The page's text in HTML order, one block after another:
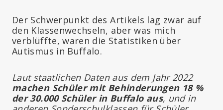
Der Schwerpunkt des Artikels lag zwar auf
den Klassenwechseln, aber was mich
verblüffte, waren die Statistiken über
Autismus in Buffalo.
Laut staatlichen Daten aus dem Jahr 2022
machen Schüler mit Behinderungen 18 %
der 30.000 Schüler in Buffalo aus, und in